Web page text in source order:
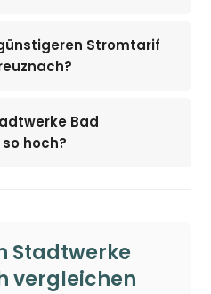
Stromtarif
Bad
hoch?
Stadtwerke
vergleichen